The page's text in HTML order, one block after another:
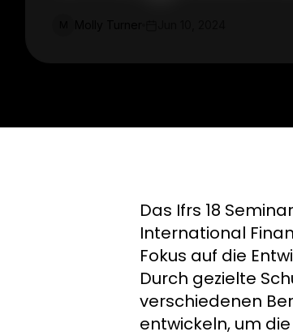
Das Ifrs 18
International
Fokus auf die
Durch gezielte
verschiedenen
entwickeln, um